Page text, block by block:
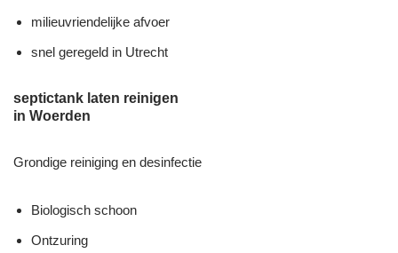
milieuvriendelijke afvoer
snel geregeld in Utrecht
septictank laten reinigen
in Woerden
Grondige reiniging en desinfectie
Biologisch schoon
Ontzuring